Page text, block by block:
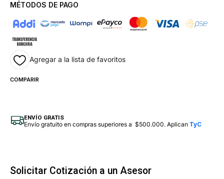
MÉTODOS DE PAGO
Agregar a la lista de favoritos
COMPARIR
ENVÍO GRATIS
Envío gratuito en compras superiores a $500.000. Aplican TyC
Solicitar Cotización a un Asesor